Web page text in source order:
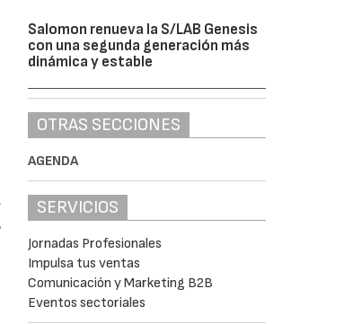
Salomon renueva la S/LAB Genesis
con una segunda generación más
dinámica y estable
OTRAS SECCIONES
AGENDA
SERVICIOS
Jornadas Profesionales
Impulsa tus ventas
Comunicación y Marketing B2B
Eventos sectoriales